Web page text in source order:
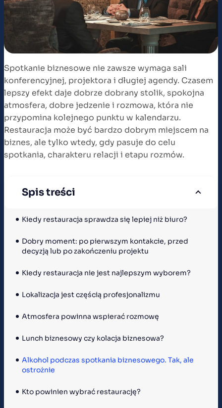
Spotkanie biznesowe nie zawsze wymaga sali
konferencyjnej, projektora i długiej agendy. Czasem
lepszy efekt daje dobrze dobrany stolik, spokojna
atmosfera, dobre jedzenie i rozmowa, która nie
przypomina kolejnego punktu w kalendarzu.
Restauracja może być bardzo dobrym miejscem na
biznes, ale tylko wtedy, gdy pasuje do celu
spotkania, charakteru relacji i etapu rozmów.
Spis treści
Kiedy restauracja sprawdza się lepiej niż biuro?
Dobry moment: po pierwszym kontakcie, przed
decyzją lub po zakończeniu projektu
Kiedy restauracja nie jest najlepszym wyborem?
Lokalizacja jest częścią profesjonalizmu
Atmosfera powinna wspierać rozmowę
Lunch biznesowy czy kolacja biznesowa?
Alkohol podczas spotkania biznesowego. Tak, ale
ostrożnie
Kto powinien wybrać restaurację?